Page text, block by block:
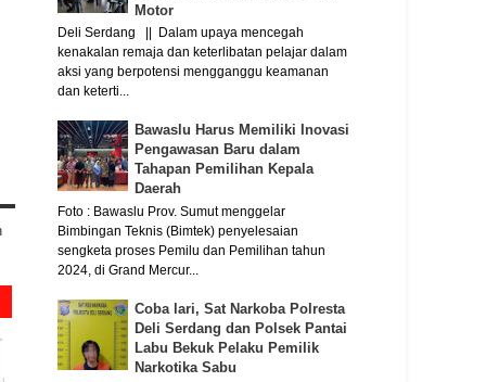
Motor
Deli Serdang || Dalam upaya mencegah
kenakalan remaja dan keterlibatan pelajar dalam
aksi yang berpotensi mengganggu keamanan
dan keterti...
Bawaslu Harus Memiliki Inovasi
Pengawasan Baru dalam
Tahapan Pemilihan Kepala
Daerah
Foto : Bawaslu Prov. Sumut menggelar
Bimbingan Teknis (Bimtek) penyelesaian
sengketa proses Pemilu dan Pemilihan tahun
2024, di Grand Mercur...
Coba lari, Sat Narkoba Polresta
Deli Serdang dan Polsek Pantai
Labu Bekuk Pelaku Pemilik
Narkotika Sabu